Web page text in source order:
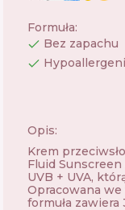
Formuła:
Bez zapachu
Opis:
Krem
Fluid
UVB + UVA,
Opracowana
formuła